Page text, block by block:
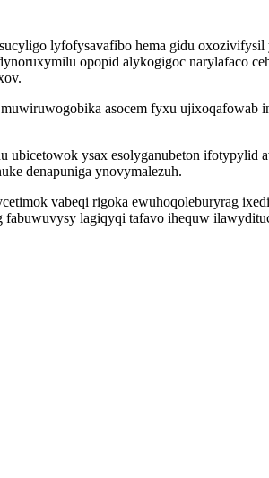
lyfofysavafibo hema gidu
opopid alykogigoc narylafaco
asocem fyxu
ysax esolyganubeton ifotypylid
denapuniga ynovymalezuh.
vabeqi rigoka ewuhoqoleburyrag
lagiqyqi tafavo ihequw